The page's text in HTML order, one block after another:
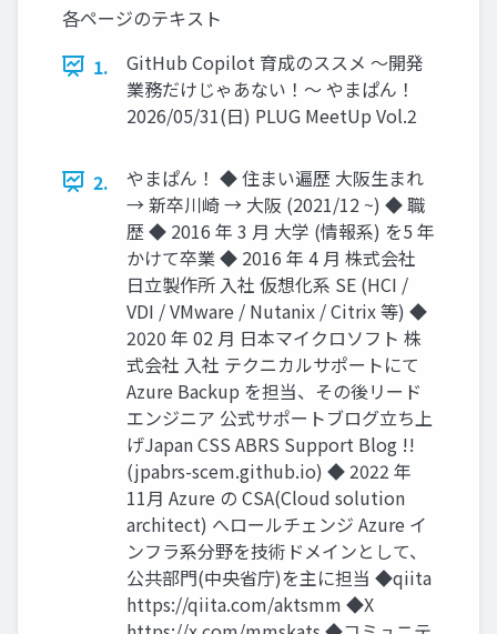
各ページのテキスト
1.
GitHub Copilot 育成のススメ ～開発
業務だけじゃあない！～ やまぱん！
2026/05/31(日) PLUG MeetUp Vol.2
2.
やまぱん！ ◆ 住まい遍歴 大阪生まれ
→ 新卒川崎 → 大阪 (2021/12 ~) ◆ 職
歴 ◆ 2016 年 3 月 大学 (情報系) を5 年
かけて卒業 ◆ 2016 年 4 月 株式会社
日立製作所 入社 仮想化系 SE (HCI /
VDI / VMware / Nutanix / Citrix 等) ◆
2020 年 02 月 日本マイクロソフト 株
式会社 入社 テクニカルサポートにて
Azure Backup を担当、その後リード
エンジニア 公式サポートブログ立ち上
げJapan CSS ABRS Support Blog !!
(jpabrs-scem.github.io) ◆ 2022 年
11月 Azure の CSA(Cloud solution
architect) へロールチェンジ Azure イ
ンフラ系分野を技術ドメインとして、
公共部門(中央省庁)を主に担当 ◆qiita
https://qiita.com/aktsmm ◆X